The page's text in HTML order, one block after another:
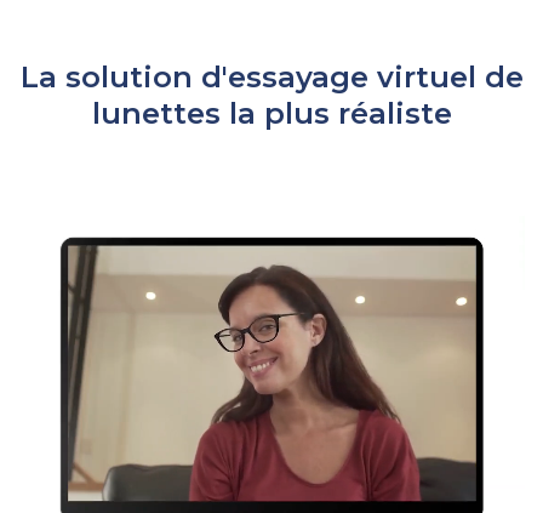
La solution d'essayage virtuel de
lunettes la plus réaliste